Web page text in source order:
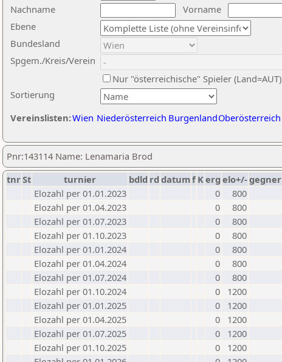
Nachname
Vorname
Ebene
Sortierung
Bundesland
Spgem./Kreis/Verein
Nur "österreichische" Spieler (Land=AUT)
Vereinslisten:Wien Niederösterreich BurgenlandOberösterreich
Pnr:143114 Name: Lenamaria Brod
tnrSt turnier bdld rd datumf Kerg elo+/-gegner
Elozahl per 01.01.2023
0
800
Elozahl per 01.04.2023
0
800
Elozahl per 01.07.2023
0
800
Elozahl per 01.10.2023
0
800
Elozahl per 01.01.2024
0
800
Elozahl per 01.04.2024
0
800
Elozahl per 01.07.2024
0
800
Elozahl per 01.10.2024
0
1200
Elozahl per 01.01.2025
0
1200
Elozahl per 01.04.2025
0
1200
Elozahl per 01.07.2025
0
1200
Elozahl per 01.10.2025
0
1200